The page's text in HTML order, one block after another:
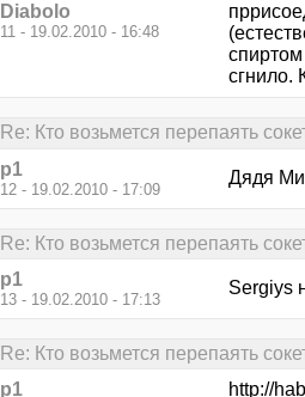
Diabolo
11 - 19.02.2010 - 16:48
сгнило.
Re: Кто возьмется перепаять
p1
12 - 19.02.2010 - 17:09
Дядя
Re: Кто возьмется перепаять
p1
13 - 19.02.2010 - 17:13
Sergiys
Re: Кто возьмется перепаять
p1
http://